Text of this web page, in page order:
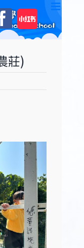
Facebook
自
訂
莊)